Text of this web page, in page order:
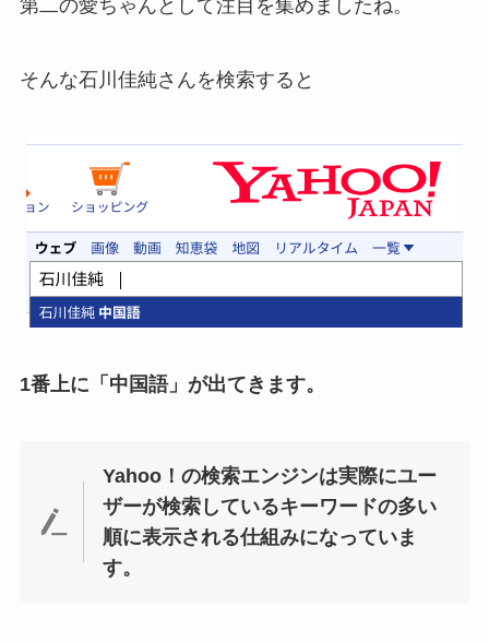
第二の愛ちゃんとして注目を集めましたね。
そんな石川佳純さんを検索すると
1番上に「中国語」が出てきます。
Yahoo！の検索エンジンは実際にユー
ザーが検索しているキーワードの多い
順に表示される仕組みになっていま
す。